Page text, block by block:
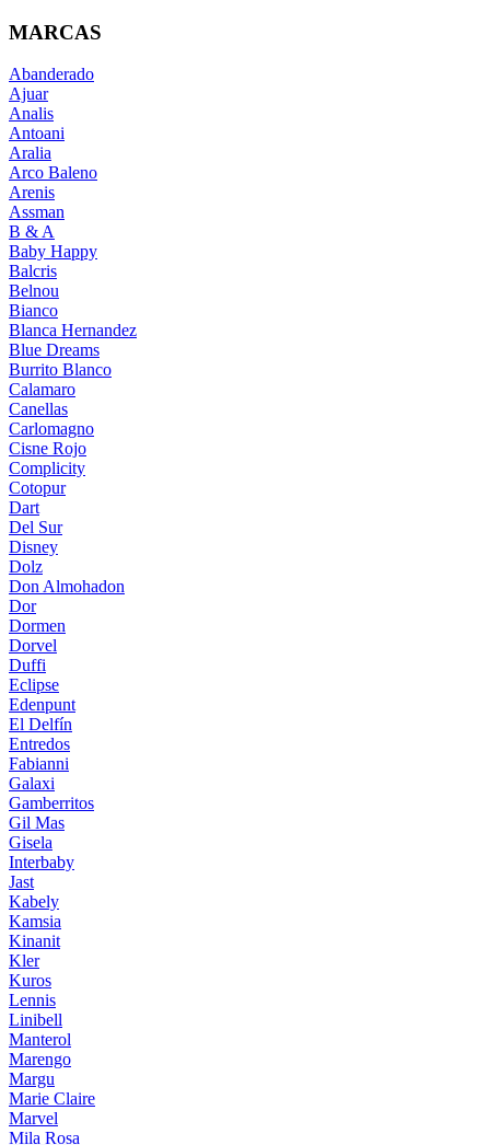
MARCAS
Abanderado
Ajuar
Analis
Antoani
Aralia
Arco Baleno
Arenis
Assman
B & A
Baby Happy
Balcris
Belnou
Bianco
Blanca Hernandez
Blue Dreams
Burrito Blanco
Calamaro
Canellas
Carlomagno
Cisne Rojo
Complicity
Cotopur
Dart
Del Sur
Disney
Dolz
Don Almohadon
Dor
Dormen
Dorvel
Duffi
Eclipse
Edenpunt
El Delfín
Entredos
Fabianni
Galaxi
Gamberritos
Gil Mas
Gisela
Interbaby
Jast
Kabely
Kamsia
Kinanit
Kler
Kuros
Lennis
Linibell
Manterol
Marengo
Margu
Marie Claire
Marvel
Mila Rosa